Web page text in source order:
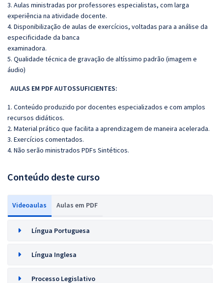
3. Aulas ministradas por professores especialistas, com larga
experiência na atividade docente.
4. Disponibilização de aulas de exercícios, voltadas para a análise da
especificidade da banca
examinadora.
5. Qualidade técnica de gravação de altíssimo padrão (imagem e
áudio)
AULAS EM PDF AUTOSSUFICIENTES:
1. Conteúdo produzido por docentes especializados e com amplos
recursos didáticos.
2. Material prático que facilita a aprendizagem de maneira acelerada.
3. Exercícios comentados.
4. Não serão ministrados PDFs Sintéticos.
Conteúdo deste curso
Videoaulas Aulas em PDF
Língua Portuguesa
Língua Inglesa
Processo Legislativo